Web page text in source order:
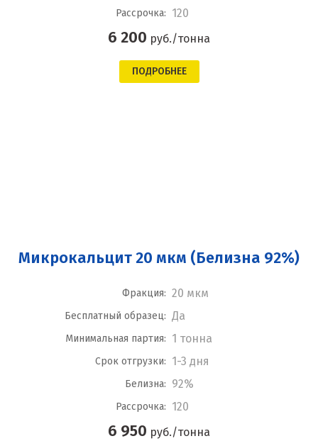
Рассрочка: 120
6 200 руб./тонна
ПОДРОБНЕЕ
Микрокальцит 20 мкм (Белизна 92%)
Фракция: 20 мкм
Бесплатный образец: Да
Минимальная партия: 1 тонна
Срок отгрузки: 1-3 дня
Белизна: 92%
Рассрочка: 120
6 950 руб./тонна